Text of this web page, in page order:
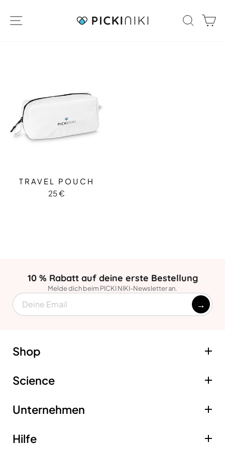
SEITENNAVIGATION
TRAVEL POUCH
25 €
10 % Rabatt auf deine erste Bestellung
Melde dich beim PICKI NIKI-Newsletter an.
EMAIL →
Shop
Filter-Duschkopf
Vitamin C Gel-Filter
Sediment-Filter
Science
Unternehmen
Über uns
Hilfe